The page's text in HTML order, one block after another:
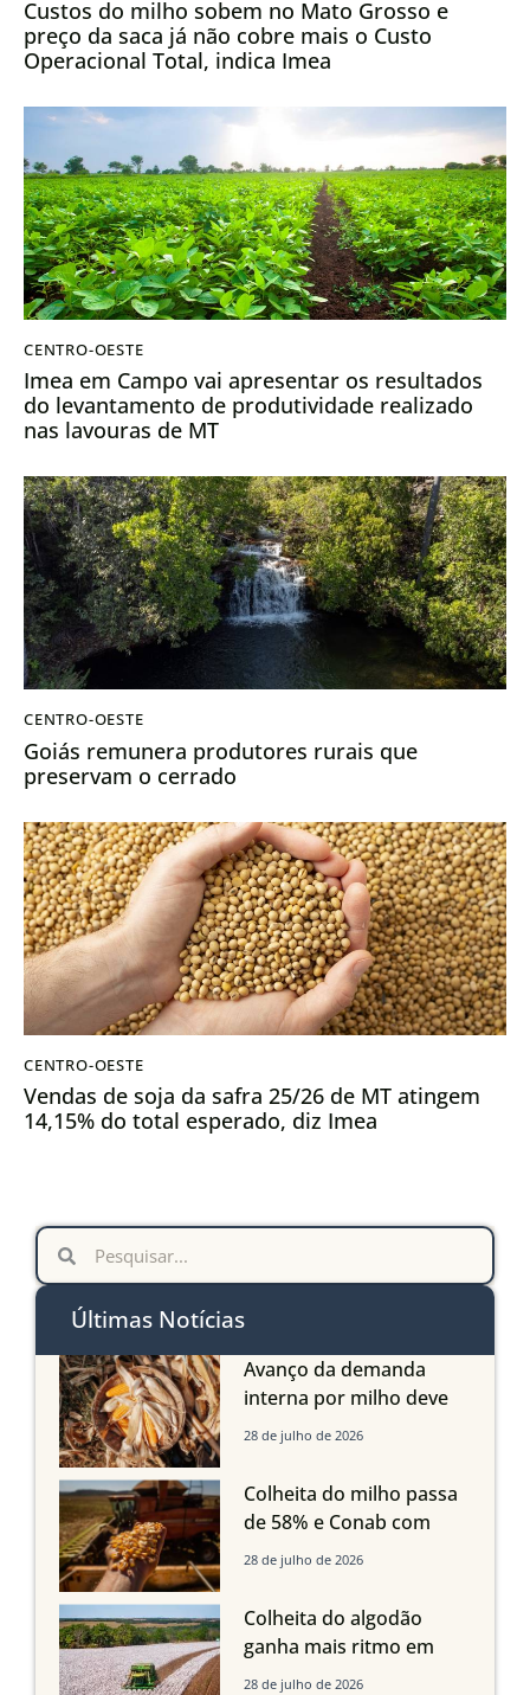
Custos do milho sobem no Mato Grosso e
preço da saca já não cobre mais o Custo
Operacional Total, indica Imea
CENTRO-OESTE
Imea em Campo vai apresentar os resultados
do levantamento de produtividade realizado
nas lavouras de MT
CENTRO-OESTE
Goiás remunera produtores rurais que
preservam o cerrado
CENTRO-OESTE
Vendas de soja da safra 25/26 de MT atingem
14,15% do total esperado, diz Imea
Últimas Notícias
Avanço da demanda
interna por milho deve
compensar aumento da
em Mato Grosso, aponta
Imea
28 de julho de 2026
Colheita do milho passa
de 58% e Conab com
boas produtividades em
quedas em Tocantins,
Maranhão e Piauí
28 de julho de 2026
Colheita do algodão
ganha mais ritmo em
Mato Grosso, Mato
28 de julho de 2026